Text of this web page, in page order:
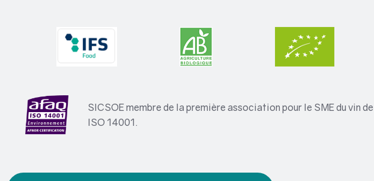
SICSOE membre de la première association pour le SME du vin
ISO 14001.